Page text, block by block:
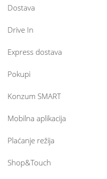
Dostava
Drive In
Express dostava
Pokupi
Konzum SMART
Mobilna aplikacija
Plaćanje režija
Shop&Touch